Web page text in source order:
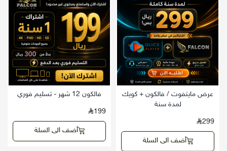
وسيتم إرسال بيانات الاشتراك أيضًا إلى البريد الإلكتروني المسجل أثناء
الطلب.
ويمكنك الرجوع للبيانات في أي وقت من خلال حسابك في المتجر، عبر
الدخول إلى تفاصيل الطلب / تفاصيل المنتج.
━━━━━━━━━━━━━━━━━━
طريقة تحميل التطبيقات حسب نوع الجهاز
يرجى اختيار طريقة التحميل المناسبة حسب نوع جهازك، ثم اتباع
الخطوات الموضحة لتشغيل الاشتراك.
━━━━━━━━━━━━━━━━━━
أولًا: أجهزة الآيفون و Mac و Apple TV
عرض مايتفوت / فالكون + كويك
لمدة سنة
299
أضف الى السلة
فالكون 12 شهر - تسليم فوري
199
أضف الى السلة